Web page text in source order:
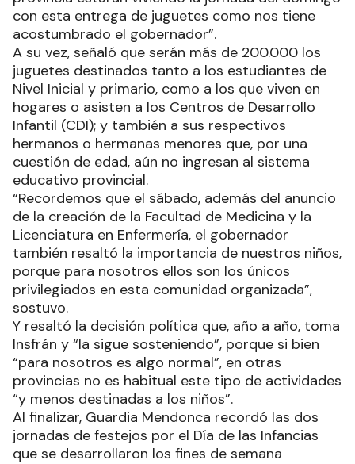
con esta entrega de juguetes como nos tiene
acostumbrado el gobernador”.
A su vez, señaló que serán más de 200.000 los
juguetes destinados tanto a los estudiantes de
Nivel Inicial y primario, como a los que viven en
hogares o asisten a los Centros de Desarrollo
Infantil (CDI); y también a sus respectivos
hermanos o hermanas menores que, por una
cuestión de edad, aún no ingresan al sistema
educativo provincial.
“Recordemos que el sábado, además del anuncio
de la creación de la Facultad de Medicina y la
Licenciatura en Enfermería, el gobernador
también resaltó la importancia de nuestros niños,
porque para nosotros ellos son los únicos
privilegiados en esta comunidad organizada”,
sostuvo.
Y resaltó la decisión política que, año a año, toma
Insfrán y “la sigue sosteniendo”, porque si bien
“para nosotros es algo normal”, en otras
provincias no es habitual este tipo de actividades
“y menos destinadas a los niños”.
Al finalizar, Guardia Mendonca recordó las dos
jornadas de festejos por el Día de las Infancias
que se desarrollaron los fines de semana